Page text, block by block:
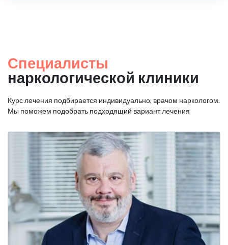
Специалисты
наркологической клиники
Курс лечения подбирается индивидуально, врачом наркологом.
Мы поможем подобрать подходящий вариант лечения